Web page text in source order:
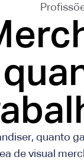
quanto
de visual